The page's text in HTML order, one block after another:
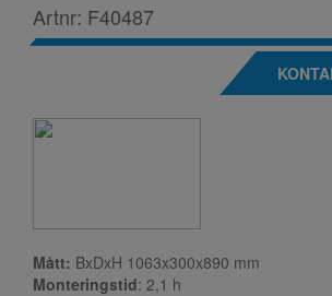
Artnr: F40487
Mått: BxDxH 1063x300x890 mm
Monteringstid: 2,1 h